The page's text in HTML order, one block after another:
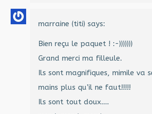
marraine (titi) says:
Bien reçu le paquet ! :-)))))))
Grand merci ma filleule.
Ils sont magnifiques, mimile va
mains plus qu’il ne faut!!!!!
Ils sont tout doux….